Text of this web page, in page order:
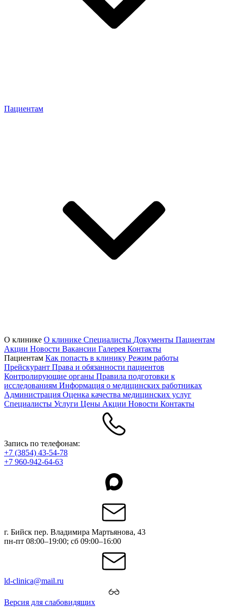
Пациентам
О клинике О клинике Специалисты Документы Пациентам
Акции Новости Вакансии Галерея Контакты
Пациентам Как попасть в клинику Режим работы
Прейскурант Права и обязанности пациентов
Контролирующие органы Правила подготовки к
исследованиям Информация о медицинских работниках
Администрация Оценка качества медицинских услуг
Специалисты Услуги Цены Акции Новости Контакты
Запись по телефонам:
+7 (3854) 43-54-78
+7 960-942-64-63
г. Бийск пер. Владимира Мартьянова, 43
пн-пт 08:00–19:00; сб 09:00–16:00
ld-clinica@mail.ru
Версия для слабовидящих